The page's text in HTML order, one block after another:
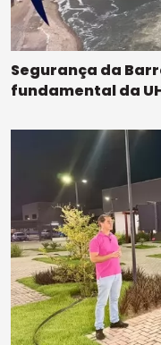
Segurança da
fundamental da